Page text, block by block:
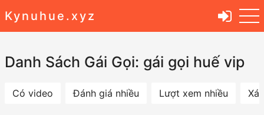
Kynuhue.xyz
Danh Sách Gái Gọi: gái gọi huế vip
Có video Đánh giá nhiều Lượt xem nhiều